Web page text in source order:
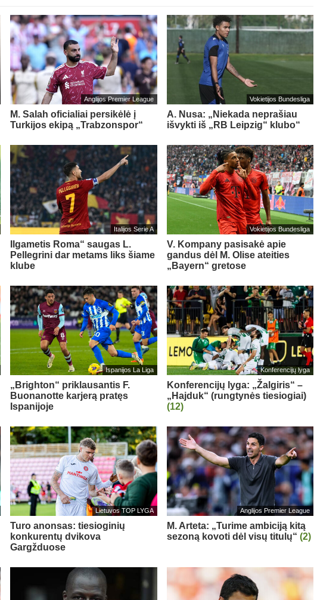
Anglijos Premier League
M. Salah oficialiai persikėlė į
Turkijos ekipą „Trabzonspor“
Vokietijos Bundesliga
A. Nusa: „Niekada neprašiau
išvykti iš „RB Leipzig“ klubo“
Italijos Serie A
Ilgametis Roma“ saugas L.
Pellegrini dar metams liks šiame
klube
Vokietijos Bundesliga
V. Kompany pasisakė apie
gandus dėl M. Olise ateities
„Bayern“ gretose
Ispanijos La Liga
„Brighton“ priklausantis F.
Buonanotte karjerą pratęs
Ispanijoje
Konferencijų lyga
Konferencijų lyga: „Žalgiris“ –
„Hajduk“ (rungtynės tiesiogiai)
(12)
Lietuvos TOP LYGA
Turo anonsas: tiesioginių
konkurentų dvikova
Gargžduose
Anglijos Premier League
M. Arteta: „Turime ambiciją kitą
sezoną kovoti dėl visų titulų“ (2)